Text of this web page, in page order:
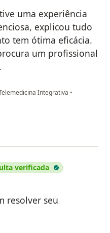
uma experiência
explicou tudo
tem ótima eficácia.
um profissional
Integrativa •
verificada
resolver seu